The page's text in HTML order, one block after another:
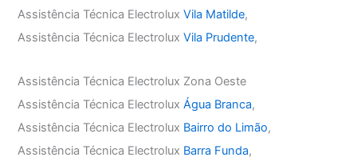
Assistência Técnica ElectroluxVila Matilde,
Assistência Técnica ElectroluxVila Prudente,
Assistência Técnica Electrolux Zona Oeste
Assistência Técnica ElectroluxÁgua Branca,
Assistência Técnica Electrolux Bairro do Limão,
Assistência Técnica Electrolux Barra Funda,